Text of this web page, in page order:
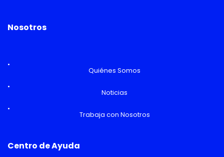
Nosotros
Quiénes Somos
Noticias
Trabaja con Nosotros
Centro de Ayuda